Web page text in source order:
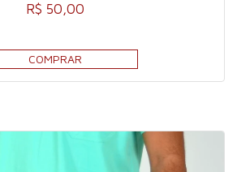
R$ 50,00
COMPRAR